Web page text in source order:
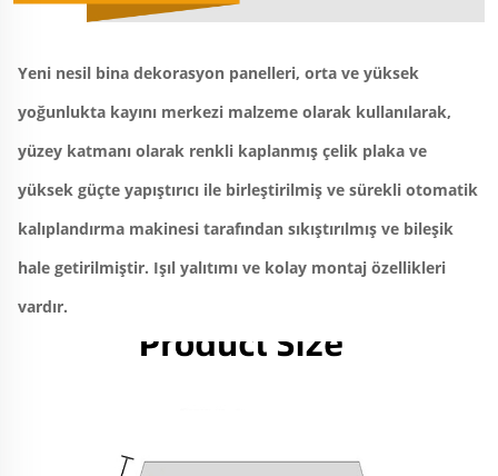
Yeni nesil bina dekorasyon panelleri, orta ve yüksek
yoğunlukta kayını merkezi malzeme olarak kullanılarak,
yüzey katmanı olarak renkli kaplanmış çelik plaka ve
yüksek güçte yapıştırıcı ile birleştirilmiş ve sürekli otomatik
kalıplandırma makinesi tarafından sıkıştırılmış ve bileşik
hale getirilmiştir. Işıl yalıtımı ve kolay montaj özellikleri
vardır.